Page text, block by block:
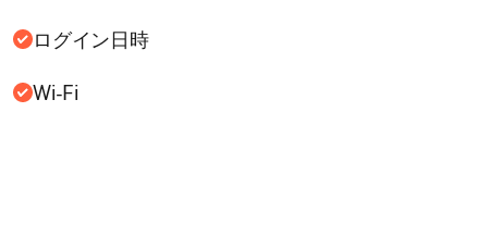
ログイン日時
Wi-Fi